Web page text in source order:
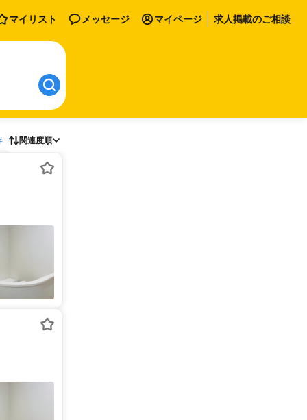
マイリスト メッセージ マイページ 求人掲載のご相談
関連度順